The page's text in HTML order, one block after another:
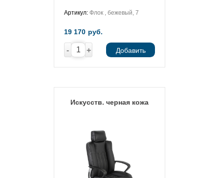
Артикул: Флок , бежевый, 7
19 170 руб.
- + Добавить
Искусств. черная кожа